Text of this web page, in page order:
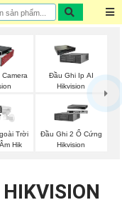
Đầu Ghi Ip AI
Hikvision
Trời
Hik
Đầu Ghi 2 Ổ Cứng
Hikvision